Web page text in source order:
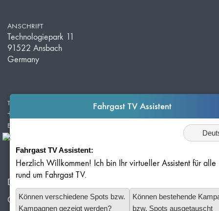
ANSCHRIFT
Technologiepark 11
91522 Ansbach
Germany
TELEFON
+49 981 203 526 50
E-MAIL
info@redlof-medien.de
Datenschutz
Cookie-Einstellungen
Fahrgast TV Assistent
Sprache
Fahrgast TV Assistent:
Herzlich Willkommen! Ich bin Ihr virtueller Assistent für alle
rund um Fahrgast TV.
Können verschiedene Spots bzw.
Kampagnen gezeigt werden?
Können bestehende
bzw. Spots ausgetauscht